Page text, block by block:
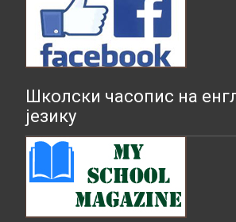
Школски часопис на
језику